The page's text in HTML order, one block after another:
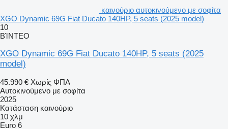
καινούριο αυτοκινούμενο με σοφίτα
XGO Dynamic 69G Fiat Ducato 140HP, 5 seats (2025 model)
10
ΒΊΝΤΕΟ
XGO Dynamic 69G Fiat Ducato 140HP, 5 seats (2025
model)
45.990 € Χωρίς ΦΠΑ
Αυτοκινούμενο με σοφίτα
2025
Κατάσταση καινούριο
10 χλμ
Euro 6